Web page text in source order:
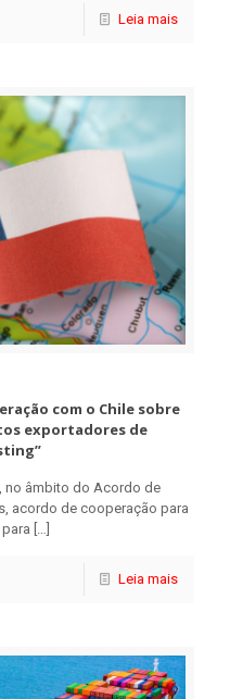
Leia mais
com o Chile sobre
exportadores de
no âmbito do Acordo de
acordo de cooperação para
[…]
Leia mais